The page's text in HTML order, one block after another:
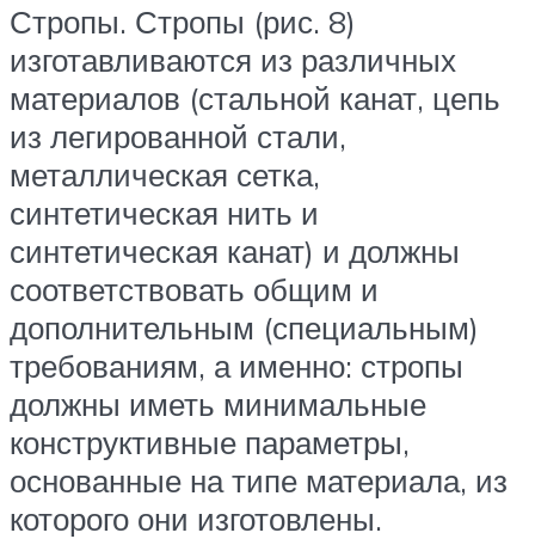
Стропы. Стропы (рис. 8)
изготавливаются из различных
материалов (стальной канат, цепь
из легированной стали,
металлическая сетка,
синтетическая нить и
синтетическая канат) и должны
соответствовать общим и
дополнительным (специальным)
требованиям, а именно: стропы
должны иметь минимальные
конструктивные параметры,
основанные на типе материала, из
которого они изготовлены.